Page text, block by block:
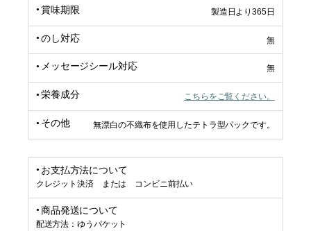
賞味期限 製造日より365日
のし対応 無
メッセージシール対応 無
栄養成分 こちらをご覧ください。
その他 無漂白の不織布を使用したテトラ型パックです。
お支払方法について
クレジット決済 または コンビニ前払い
商品発送について
配送方法：ゆうパケット